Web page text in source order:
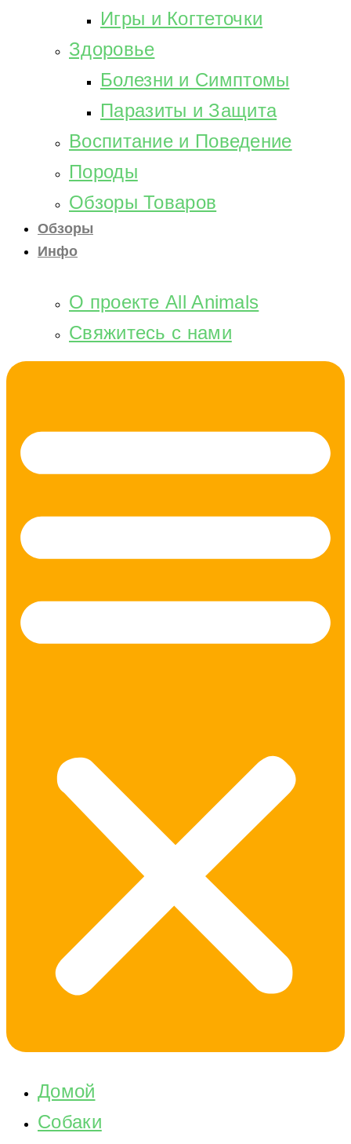
Игры и Когтеточки
Здоровье
Болезни и Симптомы
Паразиты и Защита
Воспитание и Поведение
Породы
Обзоры Товаров
Обзоры
Инфо
О проекте All Animals
Свяжитесь с нами
Домой
Собаки